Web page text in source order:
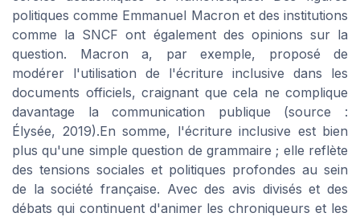
politiques comme Emmanuel Macron et des institutions
comme la SNCF ont également des opinions sur la
question. Macron a, par exemple, proposé de
modérer l'utilisation de l'écriture inclusive dans les
documents officiels, craignant que cela ne complique
davantage la communication publique (source :
Élysée, 2019).En somme, l'écriture inclusive est bien
plus qu'une simple question de grammaire ; elle reflète
des tensions sociales et politiques profondes au sein
de la société française. Avec des avis divisés et des
débats qui continuent d'animer les chroniqueurs et les